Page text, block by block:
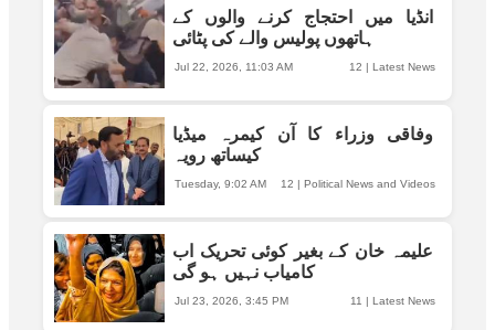
انڈیا میں احتجاج کرنے والوں کے
ہاتھوں پولیس والے کی پٹائی
12 | Latest News
Jul 22, 2026, 11:03 AM
وفاقی وزراء کا آن کیمرہ میڈیا
کیساتھ رویہ
12 | Political News and Videos
Tuesday, 9:02 AM
علیمہ خان کے بغیر کوئی تحریک اب
کامیاب نہیں ہو گی
11 | Latest News
Jul 23, 2026, 3:45 PM